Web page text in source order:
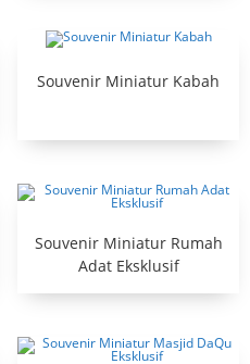
Souvenir Miniatur Kabah
Souvenir Miniatur Rumah
Adat Eksklusif